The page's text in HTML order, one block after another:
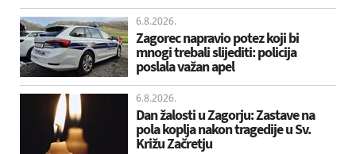
6.8.2026.
Zagorec napravio potez koji bi
mnogi trebali slijediti: policija
poslala važan apel
6.8.2026.
Dan žalosti u Zagorju: Zastave na
pola koplja nakon tragedije u Sv.
Križu Začretju